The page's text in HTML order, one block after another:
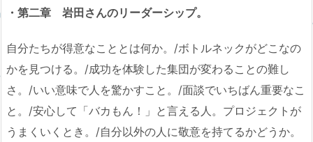
・第二章 岩田さんのリーダーシップ。
自分たちが得意なこととは何か。/ボトルネックがどこなの
かを見つける。/成功を体験した集団が変わることの難し
さ。/いい意味で人を驚かすこと。/面談でいちばん重要なこ
と。/安心して「バカもん！」と言える人。プロジェクトが
うまくいくとき。/自分以外の人に敬意を持てるかどうか。